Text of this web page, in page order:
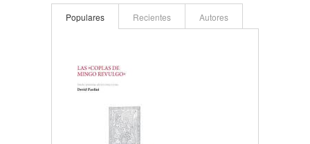
Populares Recientes Autores